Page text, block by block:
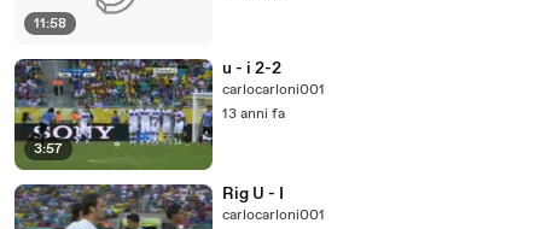
11:58
3:57
u - i 2-2
carlocarloni001
13 anni fa
Rig U - I
carlocarloni001